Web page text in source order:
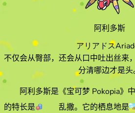
阿利多斯
アリアドス
不仅会从臀部，还会从口中吐出丝来
分清哪边才是头
阿利多斯是《宝可梦 Pokopia》
的特长是 乱撒。它的栖息地是